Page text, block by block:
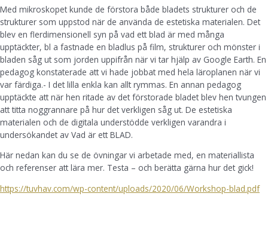
Med mikroskopet kunde de förstora både bladets strukturer och de
strukturer som uppstod när de använda de estetiska materialen. Det
blev en flerdimensionell syn på vad ett blad är med många
upptäckter, bl a fastnade en bladlus på film, strukturer och mönster i
bladen såg ut som jorden uppifrån när vi tar hjälp av Google Earth. En
pedagog konstaterade att vi hade jobbat med hela läroplanen när vi
var färdiga.- I det lilla enkla kan allt rymmas. En annan pedagog
upptäckte att när hen ritade av det förstorade bladet blev hen tvungen
att titta noggrannare på hur det verkligen såg ut. De estetiska
materialen och de digitala understödde verkligen varandra i
undersökandet av Vad är ett BLAD.
Här nedan kan du se de övningar vi arbetade med, en materiallista
och referenser att lära mer. Testa – och berätta gärna hur det gick!
https://tuvhav.com/wp-content/uploads/2020/06/Workshop-blad.pdf